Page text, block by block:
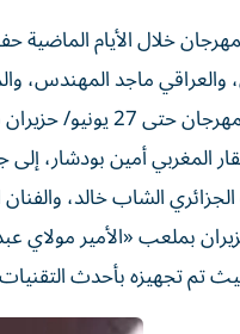
خلال الأيام
ماجد المهندس،
ويمتد
المغربي أمين بودشار، ‌إلى
بملعب «الأمير مولاي
تم تجهيزه بأحدث